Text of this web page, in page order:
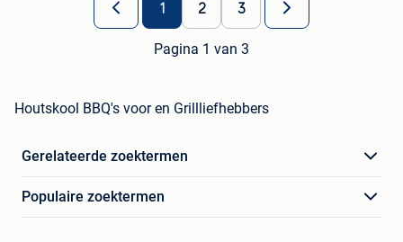
1 2 3
Pagina 1 van 3
Houtskool BBQ's voor en Grillliefhebbers
Gerelateerde zoektermen
Populaire zoektermen